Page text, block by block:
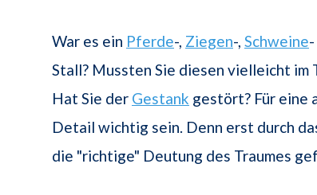
War es ein Pferde-, Ziegen-, Schweine
Stall? Mussten Sie diesen vielleicht im
Hat Sie der Gestank gestört? Für eine
Detail wichtig sein. Denn erst durch
die "richtige" Deutung des Traumes